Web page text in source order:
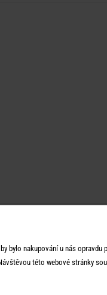
bylo nakupování u nás
této webové stránky